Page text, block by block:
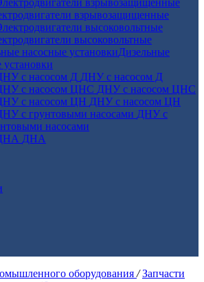
взрывозащищенные
высоковольтные
Дизельные
установки
ДНУ с насосом Д
ДНУ с насосом ЦНС
ДНУ с насосом ЦН
ДНУ с
насосами
ДНА
оборудования / Запчасти